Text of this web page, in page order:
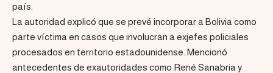
país.
La autoridad explicó que se prevé incorporar a Bolivia como
parte víctima en casos que involucran a exjefes policiales
procesados en territorio estadounidense. Mencionó
antecedentes de exautoridades como René Sanabria y